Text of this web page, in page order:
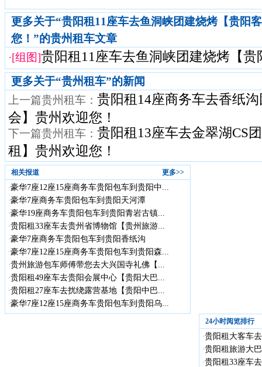
更多关于“贵阳租11座车去鱼洞峡团建烧烤【贵阳
您！”的贵州租车文章
·[组图]贵阳租11座车去鱼洞峡团建烧烤【贵
更多关于“贵州租车”的新闻
上一篇贵州租车： 贵阳租14座商务车去香纸
会】贵州欢迎您！
下一篇贵州租车： 贵阳租13座车去金翠湖CS
租】贵州欢迎您！
更多>>
相关报道
·豪华7座12座15座商务车贵阳包车到贵阳中...
·豪华7座商务车贵阳包车到贵阳天河潭
·豪华19座商务车贵阳包车到贵阳青岩古镇...
·贵阳租33座车去贵州省博物馆【贵州旅游...
·豪华7座商务车贵阳包车到贵阳香纸沟
·豪华7座12座15座商务车贵阳包车到贵阳森...
·贵州旅游包车师傅带您去大兴国寺礼佛【...
·贵阳租49座车去贵阳会展中心【贵阳大巴...
·贵阳租27座车去扰绕露营基地【贵阳中巴...
·豪华7座12座15座商务车贵阳包车到贵阳乌...
24小时阅览排行
·贵阳租大客车
·贵阳租旅游大
·贵阳租33座车